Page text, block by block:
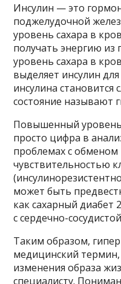
Инсулин — это
поджелудочной
уровень сахара в
получать энергию
уровень сахара в
выделяет инсулин
инсулина
состояние называют
Повышенный
просто цифра в
проблемах с
чувствительностью
может быть
как сахарный
с сердечно-
Таким образом,
медицинский
изменения образа
специалисту.